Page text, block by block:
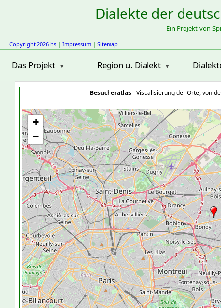
Dialekte der
Ein Projekt von
Copyright 2026 hs | Impressum | Sitemap
Das Projekt Region u. Dialekt
Besucheratlas- Visualisierung der Orte, von
+
−